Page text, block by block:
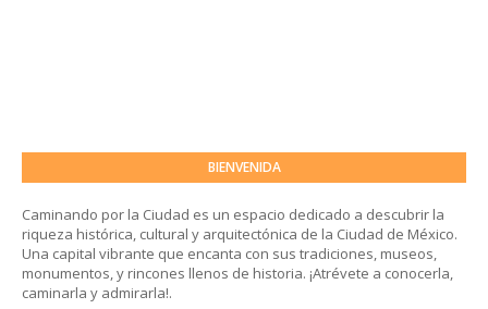
BIENVENIDA
Caminando por la Ciudad es un espacio dedicado a descubrir la
riqueza histórica, cultural y arquitectónica de la Ciudad de México.
Una capital vibrante que encanta con sus tradiciones, museos,
monumentos, y rincones llenos de historia. ¡Atrévete a conocerla,
caminarla y admirarla!.